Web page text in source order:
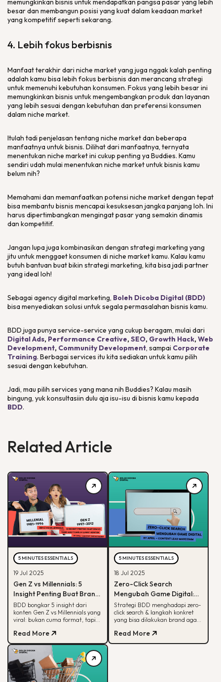
memungkinkan bisnis untuk mendapatkan pangsa pasar yang lebih
besar dan membangun posisi yang kuat dalam keadaan market
yang kompetitif seperti sekarang.
4. Lebih fokus berbisnis
Manfaat terakhir dari niche marketyang juga nggak kalah penting
adalah kamu bisa lebih fokus berbisnis dan merancang strategi
untuk memenuhi kebutuhan konsumen. Fokus yang lebih besar ini
memungkinkan bisnis untuk mengembangkan produk dan layanan
yang lebih sesuai dengan kebutuhan dan preferensi konsumen
dalam niche market.
Itulah tadi penjelasan tentang niche marketdan beberapa
manfaatnya untuk bisnis. Dilihat dari manfaatnya, ternyata
menentukan niche marketini cukup penting ya Buddies. Kamu
sendiri udah mulai menentukan niche marketuntuk bisnis kamu
belum nih?
Memahami dan memanfaatkan potensi niche marketdengan tepat
bisa membantu bisnis mencapai kesuksesan jangka panjang loh. Ini
harus dipertimbangkan mengingat pasar yang semakin dinamis
dan kompetitif.
Jangan lupa juga kombinasikan dengan strategi marketing yang
jitu untuk menggaet konsumen di niche marketkamu. Kalau kamu
butuh bantuan buat bikin strategi marketing, kita bisa jadi partner
yang ideal loh!
Sebagai agency digital marketing, Boleh Dicoba Digital (BDD)
bisa menyediakan solusi untuk segala permasalahan bisnis kamu.
BDD juga punyaservice-service yang cukup beragam, mulai dari
Digital Ads, Performance Creative,SEO, Growth Hack,Web
Development, Community Development, sampai Corporate
Training. Berbagai services itu kita sediakan untuk kamu pilih
sesuai dengan kebutuhan.
Jadi, mau pilih services yang mana nih Buddies? Kalau masih
bingung, yuk konsultasiin dulu aja isu-isu di bisnis kamu kepada
BDD.
Related Article
5 MINUTES ESSENTIALS
19 Jul 2025
Gen Z vs Millennials: 5
Insight Penting Buat Brand
yang Mau Tumbuh Lewat
Konten
BDD bongkar 5 insight dari
konten Gen Z vs Millennials yang
viral: bukan cuma format, tapi
Read More
5 MINUTES ESSENTIALS
18 Jul 2025
Zero-Click Search
Mengubah Game Digital:
Begini Strategi BDD & Apa
yang Bisa Dilakukan Brand
Strategi BDD menghadapi zero-
click search & langkah konkret
yang bisa dilakukan brand agar
Google
Read More